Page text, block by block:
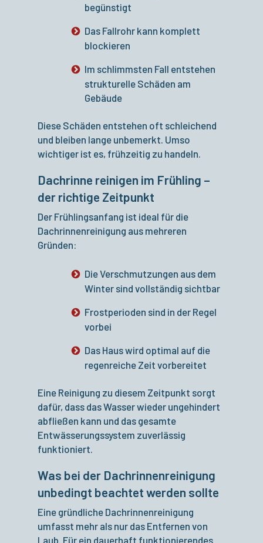
begünstigt
Das Fallrohr kann komplett
blockieren
Im schlimmsten Fall entstehen
strukturelle Schäden am
Gebäude
Diese Schäden entstehen oft schleichend
und bleiben lange unbemerkt. Umso
wichtiger ist es, frühzeitig zu handeln.
Dachrinne reinigen im Frühling –
der richtige Zeitpunkt
Der Frühlingsanfang ist ideal für die
Dachrinnenreinigung aus mehreren
Gründen:
Die Verschmutzungen aus dem
Winter sind vollständig sichtbar
Frostperioden sind in der Regel
vorbei
Das Haus wird optimal auf die
regenreiche Zeit vorbereitet
Eine Reinigung zu diesem Zeitpunkt sorgt
dafür, dass das Wasser wieder ungehindert
abfließen kann und das gesamte
Entwässerungssystem zuverlässig
funktioniert.
Was bei der Dachrinnenreinigung
unbedingt beachtet werden sollte
Eine gründliche Dachrinnenreinigung
umfasst mehr als nur das Entfernen von
Laub. Für ein dauerhaft funktionierendes